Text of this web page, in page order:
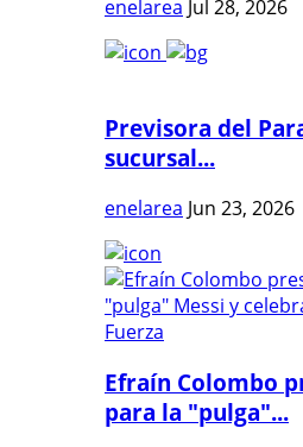
enelarea Jul 28, 2026
Previsora del
sucursal...
enelarea Jun 23, 2026
Efraín Colombo
para la "pulga"...